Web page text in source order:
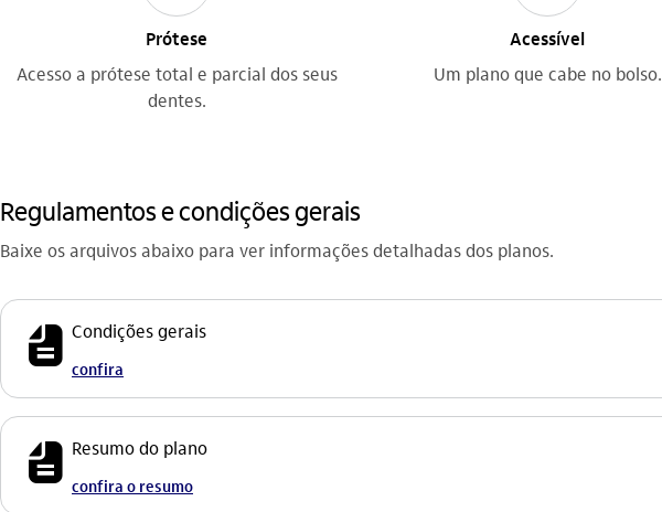
Prótese
Acesso a prótese total e parcial dos seus
dentes.
Acessível
Um plano que cabe no bolso.
Regulamentos e condições gerais
Baixe os arquivos abaixo para ver informações detalhadas dos planos.
icon-itaufonts_fatura icon Condições gerais
confira
icon-itaufonts_fatura icon Resumo do plano
confira o resumo